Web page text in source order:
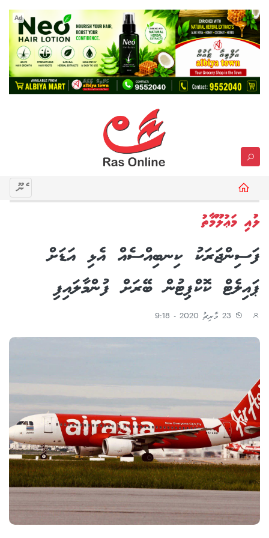
Ad
މެނޫ
ލުއި މަޢުލޫމާތު
ފަސިންޖަރަކު ކިނބިއްސެއް އެޅި އަޑަށް
ޕައިލެޓް ކޮކްޕިޓުން ބޭރަށް ފުންމާލައިފި